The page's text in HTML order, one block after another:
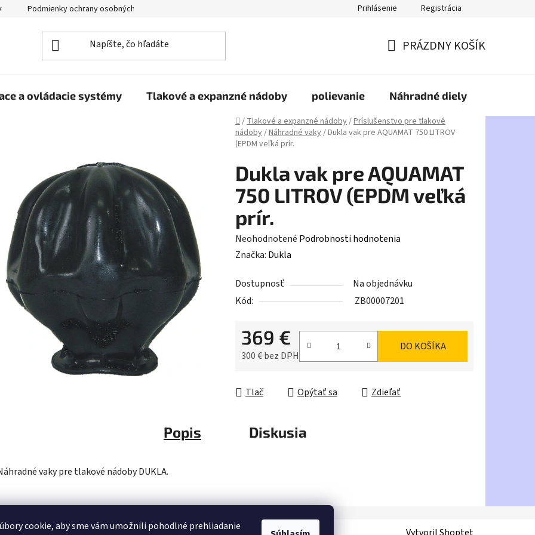
cookie, aby sme vám umožnili pohodlné prehliadanie
Podmienky ochrany osobných údajov Prihlásenie Registrácia
KOŠÍK
PRÁZDNY KOŠÍK
a ovládacie systémy Tlakové a expanzné nádoby polievanie Náhradné diely
Domov
/Tlakové a expanzné nádoby/Príslušenstvo pre tlakové
nádoby/Náhradné vaky/Dukla vak pre AQUAMAT 750 LITROV
(EPDM veľká prír.
Dukla vak pre AQUAMAT
750 LITROV (EPDM veľká
prír.
Priemerné
hodnotenie
je
0,0
hviezdičiek.
Neohodnotené Podrobnosti hodnotenia
Značka: Dukla
Dostupnosť
Na objednávku
Kód:
ZB00007201
369 €
300 € bez DPH
DO KOŠÍKA
Tlač Opýtať sa Zdieľať
Popis Diskusia
vaky pre tlakové nádoby DUKLA.